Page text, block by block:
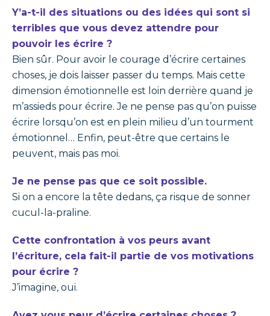
Y’a-t-il des situations ou des idées qui sont si
terribles que vous devez attendre pour
pouvoir les écrire ?
Bien sûr. Pour avoir le courage d’écrire certaines
choses, je dois laisser passer du temps. Mais cette
dimension émotionnelle est loin derrière quand je
m’assieds pour écrire. Je ne pense pas qu’on puisse
écrire lorsqu’on est en plein milieu d’un tourment
émotionnel… Enfin, peut-être que certains le
peuvent, mais pas moi.
Je ne pense pas que ce soit possible.
Si on a encore la tête dedans, ça risque de sonner
cucul-la-praline.
Cette confrontation à vos peurs avant
l’écriture, cela fait-il partie de vos motivations
pour écrire ?
J’imagine, oui.